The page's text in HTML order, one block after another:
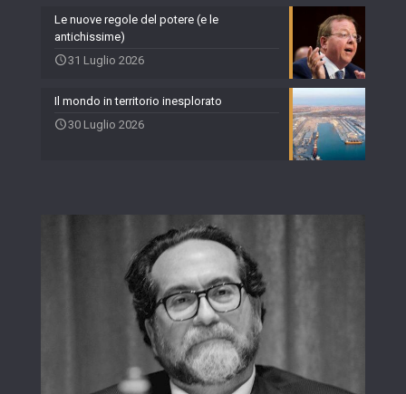
Le nuove regole del potere (e le
antichissime)
31 Luglio 2026
Il mondo in territorio inesplorato
30 Luglio 2026